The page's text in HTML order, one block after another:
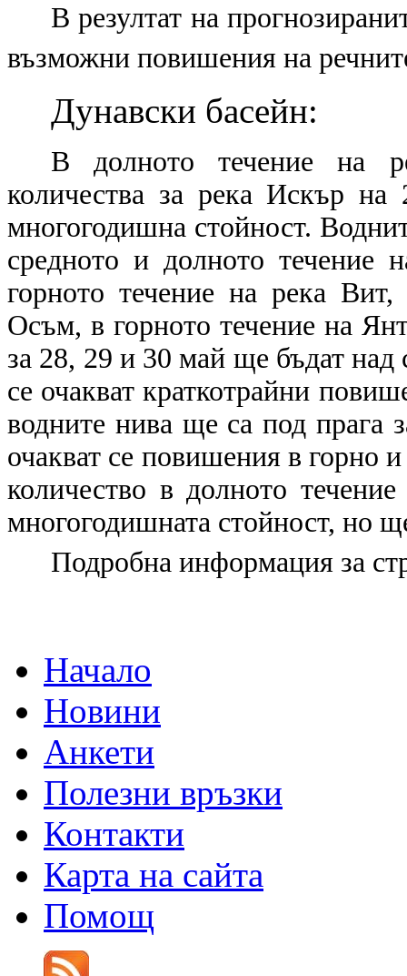
В резултат на
възможни повишения на
Дунавски басейн:
В долното течение на
количества за река Искър на
многогодишна стойност.
средното и долното течение
горното течение на река Вит,
Осъм, в горното течение на
за 28, 29 и 30 май ще бъдат над
се очакват краткотрайни
водните нива ще са под прага
очакват се повишения в горно
количество в долното
многогодишната стойност, но
Подробна информация за
Начало
Новини
Анкети
Полезни връзки
Контакти
Карта на сайта
Помощ